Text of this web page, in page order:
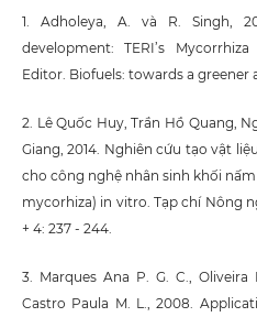
1. Adholeya, A. và R. Singh,
development: TERI’s
Editor. Biofuels: towards a greener
2. Lê Quốc Huy, Trần Hồ Quang,
Giang, 2014. Nghiên cứu tạo vật
cho công nghệ nhân sinh khối
mycorhiza) in vitro. Tạp chí Nông
+ 4: 237 - 244.
3. Marques Ana P. G. C., Oliveira
Castro Paula M. L., 2008.